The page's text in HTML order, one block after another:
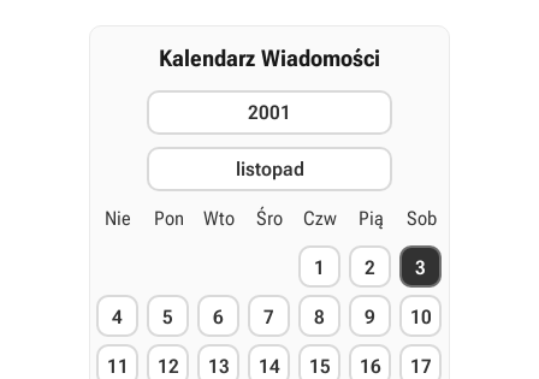
Kalendarz Wiadomości
2001
listopad
Nie Pon Wto Śro Czw Pią Sob
1 2 3
4 5 6 7 8 9 10
11 12 13 14 15 16 17